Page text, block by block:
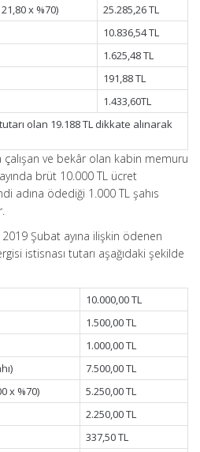
x %70)
25.285,26 TL
10.836,54 TL
1.625,48 TL
191,88 TL
1.433,60TL
olan 19.188 TL dikkate alınarak
çalışan ve bekâr olan kabin memuru
ayında brüt 10.000 TL ücret
adına ödediği 1.000 TL şahıs
Şubat ayına ilişkin ödenen
istisnası tutarı aşağıdaki şekilde
10.000,00 TL
1.500,00 TL
1.000,00 TL
7.500,00 TL
x %70)
5.250,00 TL
2.250,00 TL
337,50 TL